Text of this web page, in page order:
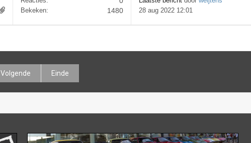
Bekeken: 1480
28 aug 2022 12:01
Volgende Einde